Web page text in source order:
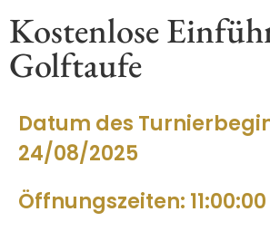
Kostenlose
Golftaufe
Datum des
24/08/2025
Öffnungszeiten: 11:00:00